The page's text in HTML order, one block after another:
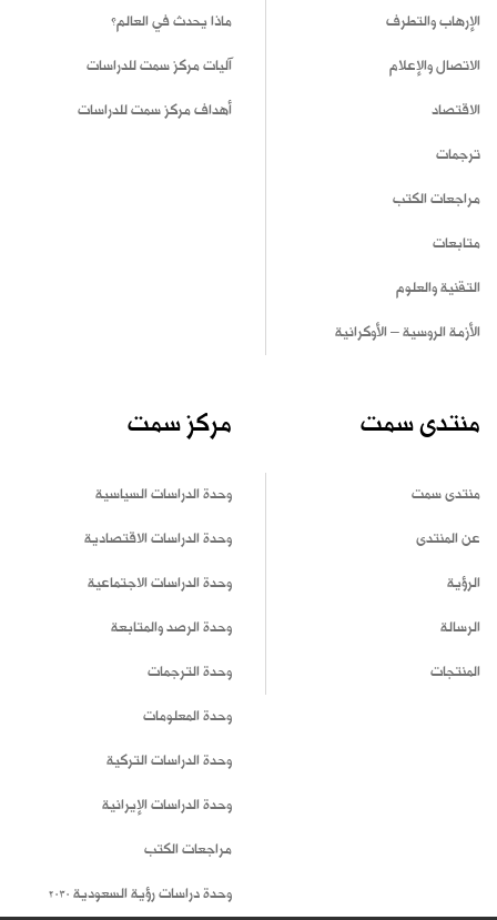
الإرهاب والتطرف
الاتصال والإعلام
الاقتصاد
ترجمات
مراجعات الكتب
متابعات
التقنية والعلوم
الأزمة الروسية – الأوكرانية
ماذا يحدث في العالم؟
آليات مركز سمت للدراسات
أهداف مركز سمت للدراسات
منتدى سمت
منتدى سمت
عن المنتدى
الرؤية
الرسالة
المنتجات
مركز سمت
وحدة الدراسات السياسية
وحدة الدراسات الاقتصادية
وحدة الدراسات الاجتماعية
وحدة الرصد والمتابعة
وحدة الترجمات
وحدة المعلومات
وحدة الدراسات التركية
وحدة الدراسات الإيرانية
مراجعات الكتب
وحدة دراسات رؤية السعودية 2030